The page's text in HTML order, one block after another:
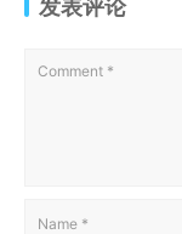
发表评论